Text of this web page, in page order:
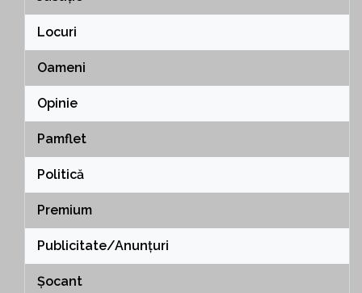
Locuri
Oameni
Opinie
Pamflet
Politică
Premium
Publicitate/Anunțuri
Șocant